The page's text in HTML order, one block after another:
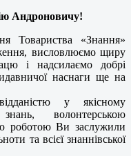
Андроновичу!
Товариства «Знання»
висловлюємо щиру
і надсилаємо добрі
наснаги ще на
у якісному
волонтерською
роботою Ви заслужили
та всієї знаннівської